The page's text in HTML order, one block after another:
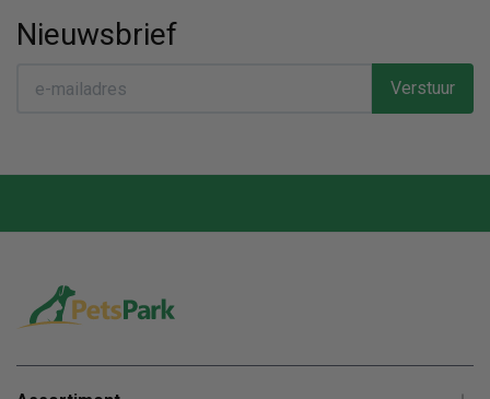
Nieuwsbrief
Verstuur